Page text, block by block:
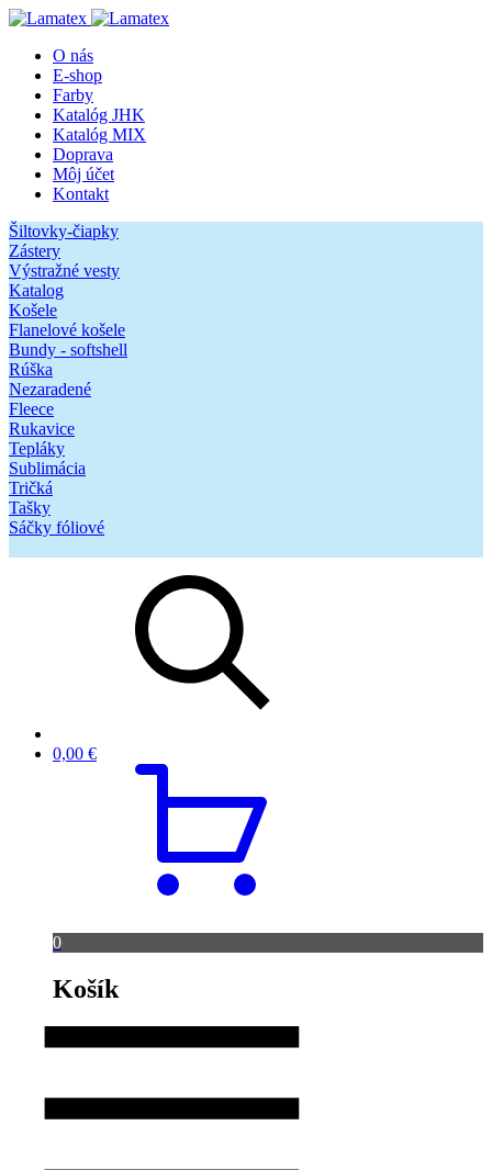
O nás
E-shop
Farby
Katalóg JHK
Katalóg MIX
Doprava
Môj účet
Kontakt
Šiltovky-čiapky
Zástery
Výstražné vesty
Katalog
Košele
Flanelové košele
Bundy - softshell
Rúška
Nezaradené
Fleece
Rukavice
Tepláky
Sublimácia
Tričká
Tašky
Sáčky fóliové
0,00 €
0
Košík